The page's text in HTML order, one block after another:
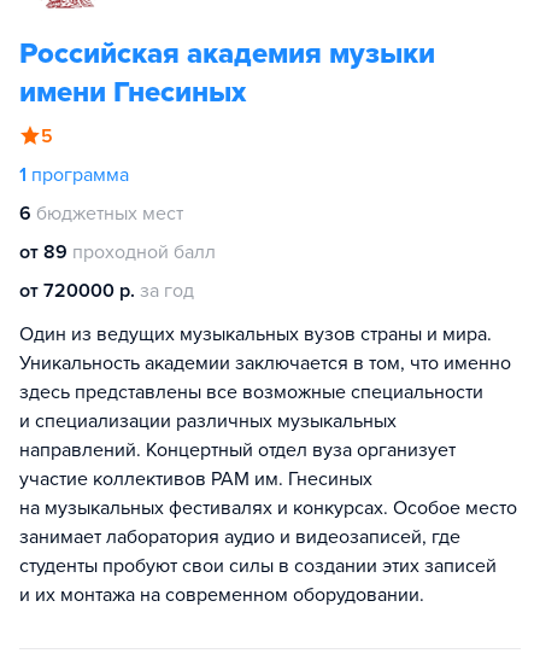
Российская академия музыки
имени Гнесиных
5
1 программа
6 бюджетных мест
от 89 проходной балл
от 720000 р. за год
Один из ведущих музыкальных вузов страны и мира.
Уникальность академии заключается в том, что именно
здесь представлены все возможные специальности
и специализации различных музыкальных
направлений. Концертный отдел вуза организует
участие коллективов РАМ им. Гнесиных
на музыкальных фестивалях и конкурсах. Особое место
занимает лаборатория аудио и видеозаписей, где
студенты пробуют свои силы в создании этих записей
и их монтажа на современном оборудовании.